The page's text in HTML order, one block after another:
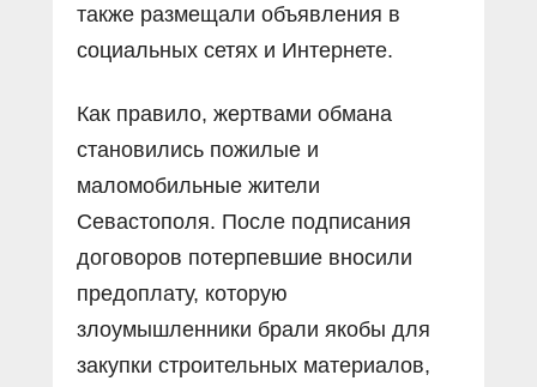
также размещали объявления в
социальных сетях и Интернете.
Как правило, жертвами обмана
становились пожилые и
маломобильные жители
Севастополя. После подписания
договоров потерпевшие вносили
предоплату, которую
злоумышленники брали якобы для
закупки строительных материалов,